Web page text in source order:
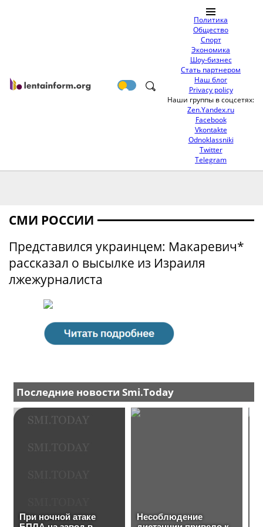
Политика
Общество
Спорт
Экономика
Шоу-бизнес
Стать партнером
Наш блог
Privacy policy
Наши группы в соцсетях:
Zen.Yandex.ru
Facebook
Vkontakte
Odnoklassniki
Twitter
Telegram
СМИ РОССИИ
Представился украинцем: Макаревич*
рассказал о высылке из Израиля
лжежурналиста